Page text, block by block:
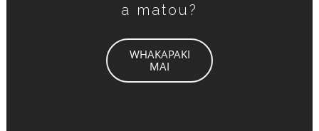
a matou?
WHAKAPAKI
MAI